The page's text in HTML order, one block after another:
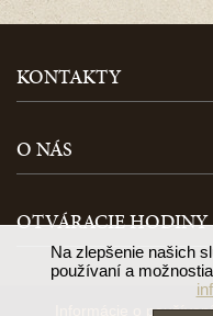
KONTAKTY
O NÁS
OTVÁRACIE HODINY
Informácie o
Na zlepšenie našich
používaní a